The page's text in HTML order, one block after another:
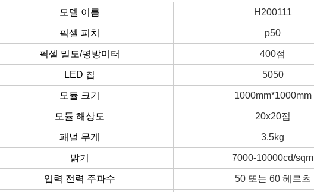
모델 이름 H200111
픽셀 피치 p50
픽셀 밀도/평방미터 400점
LED 칩 5050
모듈 크기 1000mm*1000mm
모듈 해상도 20x20점
패널 무게 3.5kg
밝기 7000-10000cd/sqm
입력 전력 주파수 50 또는 60 헤르츠